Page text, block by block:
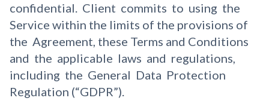
confidential. Client commits to using the
Service within the limits of the provisions of
the Agreement, these Terms and Conditions
and the applicable laws and regulations,
including the General Data Protection
Regulation (“GDPR”).